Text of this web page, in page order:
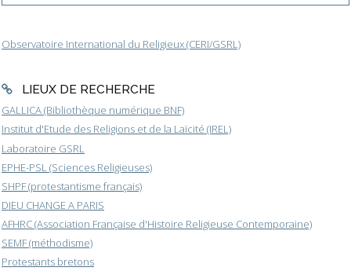
Observatoire International du Religieux (CERI/GSRL)
LIEUX DE RECHERCHE
GALLICA (Bibliothèque numérique BNF)
Institut d'Etude des Religions et de la Laïcité (IREL)
Laboratoire GSRL
EPHE-PSL (Sciences Religieuses)
SHPF (protestantisme français)
DIEU CHANGE A PARIS
AFHRC (Association Française d'Histoire Religieuse Contemporaine)
SEMF (méthodisme)
Protestants bretons